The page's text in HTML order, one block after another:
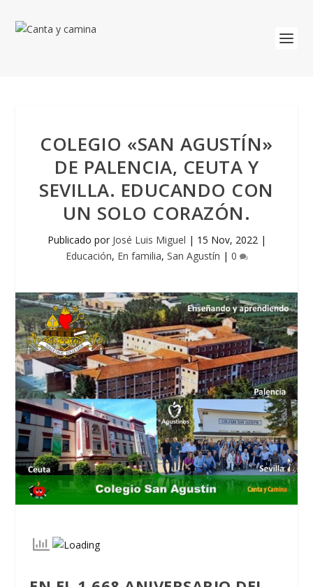
COLEGIO «SAN AGUSTÍN»
DE PALENCIA, CEUTA Y
SEVILLA. EDUCANDO CON
UN SOLO CORAZÓN.
Publicado por José Luis Miguel | 15 Nov, 2022|
Educación, En familia, San Agustín | 0